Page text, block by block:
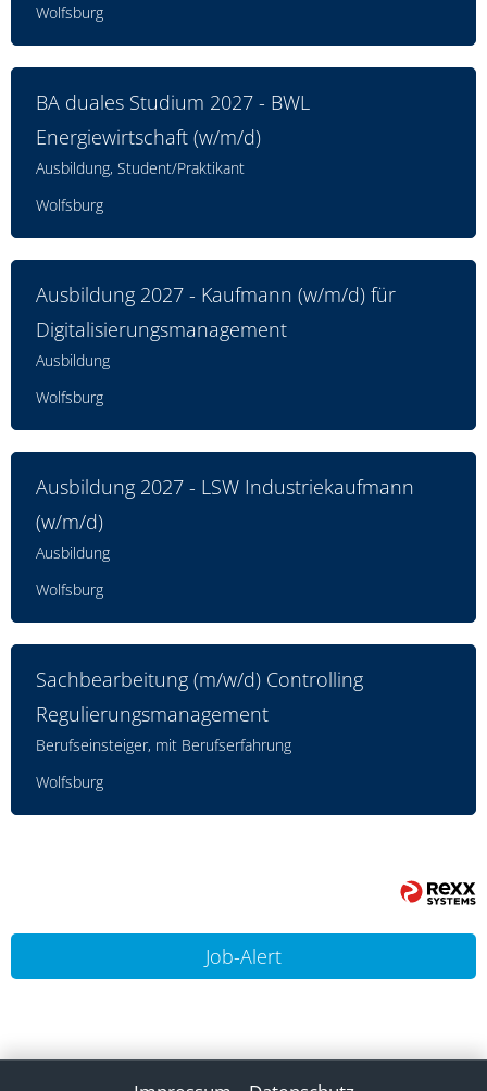
Wolfsburg
BA duales Studium 2027 - BWL
Energiewirtschaft (w/m/d)
Ausbildung, Student/Praktikant
Wolfsburg
Ausbildung 2027 - Kaufmann (w/m/d) für
Digitalisierungsmanagement
Ausbildung
Wolfsburg
Ausbildung 2027 - LSW Industriekaufmann
(w/m/d)
Ausbildung
Wolfsburg
Sachbearbeitung (m/w/d) Controlling
Regulierungsmanagement
Berufseinsteiger, mit Berufserfahrung
Wolfsburg
Job-Alert